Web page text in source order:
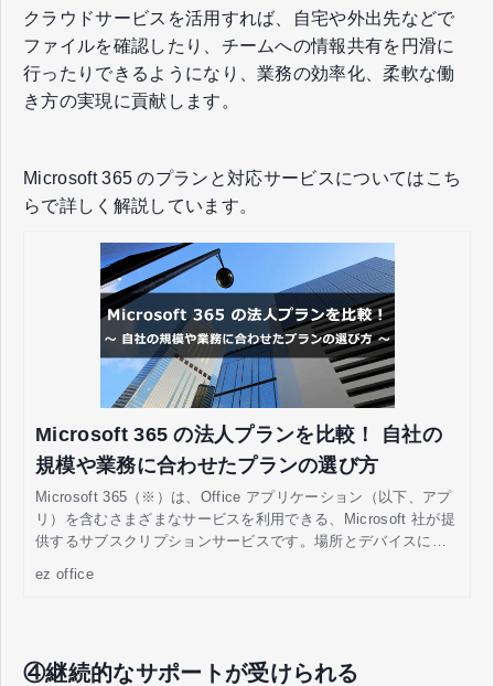
クラウドサービスを活用すれば、自宅や外出先などで
ファイルを確認したり、チームへの情報共有を円滑に
行ったりできるようになり、業務の効率化、柔軟な働
き方の実現に貢献します。
Microsoft 365 のプランと対応サービスについてはこち
らで詳しく解説しています。
Microsoft 365 の法人プランを比較！ 自社の
規模や業務に合わせたプランの選び方
Microsoft 365（※）は、Office アプリケーション（以下、アプ
リ）を含むさまざまなサービスを利用できる、Microsoft 社が提
供するサブスクリプションサービスです。場所とデバイスに依
どう選べばよいか」などと疑問を持つ方もいるのではないでし
ez office
④継続的なサポートが受けられる